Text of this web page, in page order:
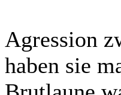
Agression
haben sie